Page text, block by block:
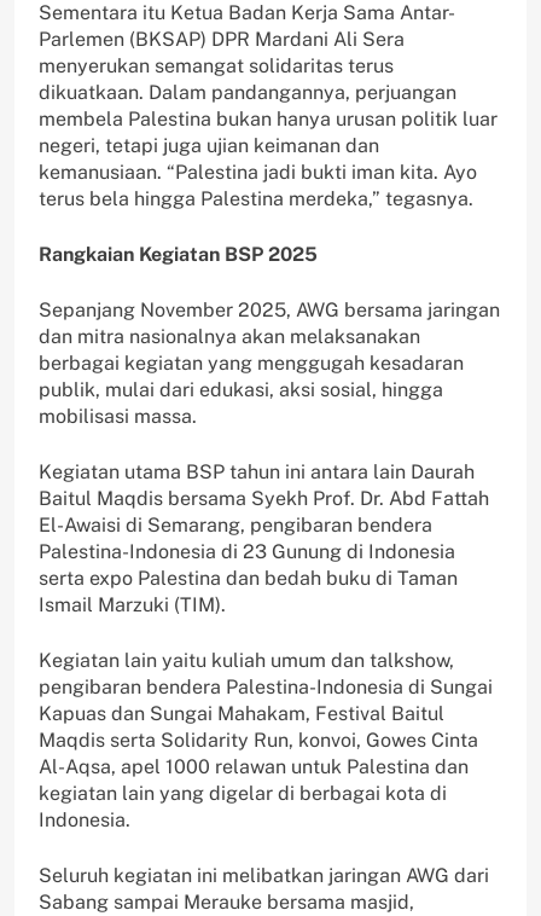
Sementara itu Ketua Badan Kerja Sama Antar-
Parlemen (BKSAP) DPR Mardani Ali Sera
menyerukan semangat solidaritas terus
dikuatkaan. Dalam pandangannya, perjuangan
membela Palestina bukan hanya urusan politik luar
negeri, tetapi juga ujian keimanan dan
kemanusiaan. “Palestina jadi bukti iman kita. Ayo
terus bela hingga Palestina merdeka,” tegasnya.
Rangkaian Kegiatan BSP 2025
Sepanjang November 2025, AWG bersama jaringan
dan mitra nasionalnya akan melaksanakan
berbagai kegiatan yang menggugah kesadaran
publik, mulai dari edukasi, aksi sosial, hingga
mobilisasi massa.
Kegiatan utama BSP tahun ini antara lain Daurah
Baitul Maqdis bersama Syekh Prof. Dr. Abd Fattah
El-Awaisi di Semarang, pengibaran bendera
Palestina-Indonesia di 23 Gunung di Indonesia
serta expo Palestina dan bedah buku di Taman
Ismail Marzuki (TIM).
Kegiatan lain yaitu kuliah umum dan talkshow,
pengibaran bendera Palestina-Indonesia di Sungai
Kapuas dan Sungai Mahakam, Festival Baitul
Maqdis serta Solidarity Run, konvoi, Gowes Cinta
Al-Aqsa, apel 1000 relawan untuk Palestina dan
kegiatan lain yang digelar di berbagai kota di
Indonesia.
Seluruh kegiatan ini melibatkan jaringan AWG dari
Sabang sampai Merauke bersama masjid,